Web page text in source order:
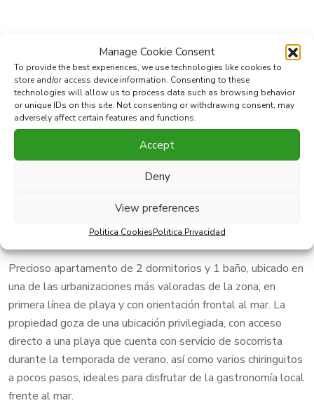
Manage Cookie Consent
To provide the best experiences, we use technologies like cookies to
store and/or access device information. Consenting to these
technologies will allow us to process data such as browsing behavior
or unique IDs on this site. Not consenting or withdrawing consent, may
adversely affect certain features and functions.
Accept
Deny
View preferences
Politica CookiesPolitica Privacidad
Velez Malaga
Area: Almayate
Tipo:
Apartamento
Baños:
Construido:60 m 2
Terraza: 29 m
Imprimir PDF Favorito
Compartir esta propiedad con
espectaculares al mar
Precioso apartamento de 2 dormitorios y 1 baño, ubicado en
una de las urbanizaciones más valoradas de la zona, en
primera línea de playa y con orientación frontal al mar. La
propiedad goza de una ubicación privilegiada, con acceso
directo a una playa que cuenta con servicio de socorrista
durante la temporada de verano, así como varios chiringuitos
a pocos pasos, ideales para disfrutar de la gastronomía local
frente al mar.